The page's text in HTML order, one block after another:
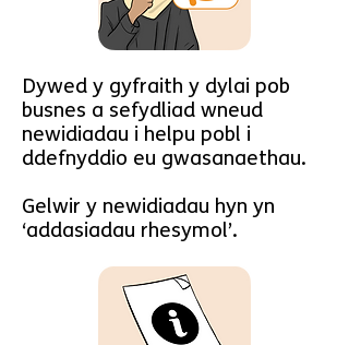
Dywed y gyfraith y dylai pob
busnes a sefydliad wneud
newidiadau i helpu pobl i
ddefnyddio eu gwasanaethau.
Gelwir y newidiadau hyn yn
‘addasiadau rhesymol’.